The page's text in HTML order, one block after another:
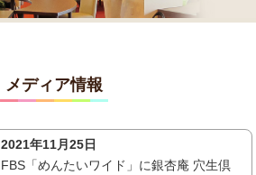
メディア情報
2021年11月25日
FBS「めんたいワイド」に銀杏庵 穴生倶